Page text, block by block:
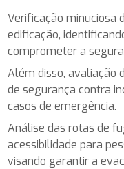
Verificação minuciosa
edificação,
comprometer a
Além disso, avaliação
de segurança contra
casos de emergência.
Análise das rotas de
acessibilidade para
visando garantir a